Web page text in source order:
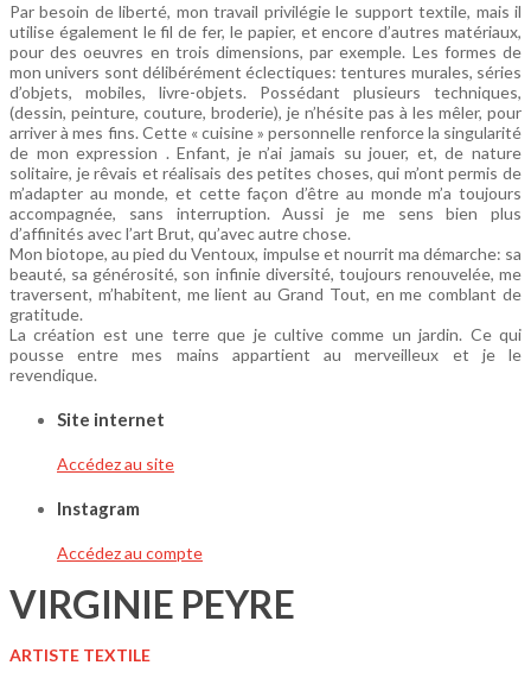
Par besoin de liberté, mon travail privilégie le support textile, mais il
utilise également le fil de fer, le papier, et encore d’autres matériaux,
pour des oeuvres en trois dimensions, par exemple. Les formes de
mon univers sont délibérément éclectiques: tentures murales, séries
d’objets, mobiles, livre-objets. Possédant plusieurs techniques,
(dessin, peinture, couture, broderie), je n’hésite pas à les mêler, pour
arriver à mes fins. Cette « cuisine » personnelle renforce la singularité
de mon expression . Enfant, je n’ai jamais su jouer, et, de nature
solitaire, je rêvais et réalisais des petites choses, qui m’ont permis de
m’adapter au monde, et cette façon d’être au monde m’a toujours
accompagnée, sans interruption. Aussi je me sens bien plus
d’affinités avec l’art Brut, qu’avec autre chose.
Mon biotope, au pied du Ventoux, impulse et nourrit ma démarche: sa
beauté, sa générosité, son infinie diversité, toujours renouvelée, me
traversent, m’habitent, me lient au Grand Tout, en me comblant de
gratitude.
La création est une terre que je cultive comme un jardin. Ce qui
pousse entre mes mains appartient au merveilleux et je le
revendique.
Site internet
Accédez au site
Instagram
Accédez au compte
VIRGINIE PEYRE
ARTISTE TEXTILE